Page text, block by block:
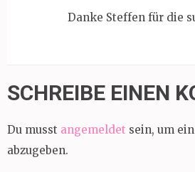
Danke Steffen für die
SCHREIBE EINEN
Du musst angemeldet sein, um
abzugeben.